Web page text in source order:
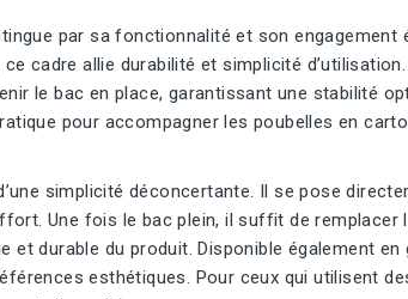
par sa fonctionnalité et son
cadre allie durabilité et simplicité
le bac en place, garantissant une stabilité
pour accompagner les poubelles en
simplicité déconcertante. Il se pose
Une fois le bac plein, il suffit de
et durable du produit. Disponible également
esthétiques. Pour ceux qui utilisent